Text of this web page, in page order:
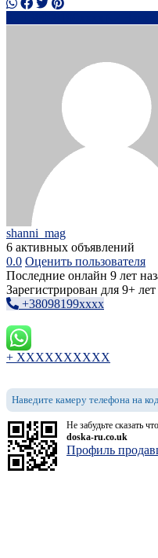
shanni_mag
6 активных объявлений
0.0 Оценить пользователя
Последние онлайн 9 лет
Зарегистрирован для 9+ лет
+38098199xxxx
+ XXXXXXXXXX
Наведите камеру телефона на
Не забудьте сказать
doska-ru.co.uk
Профиль